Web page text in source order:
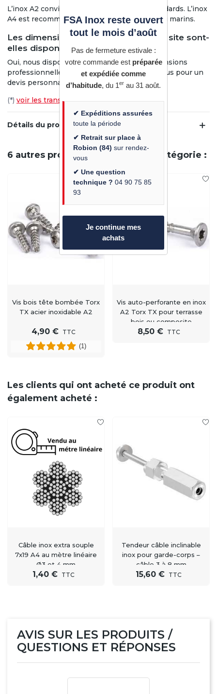
L’inox A2 convient aux environnements standards. L’inox
A4 est recommandé pour milieux agressifs ou marins.
Les dimensions non présentes sur le site sont-
elles disponibles ?
Oui, nous disposons de l’ensemble des dimensions
professionnelles sur demande. Contactez-nous pour un
devis personnalisé.
(*) voir les transporteurs éligibles à l’offre
Détails du produit
6 autres produits dans la même catégorie :
Vis bois tête bombée Torx
TX acier inoxidable A2
4,90 € TTC
(1)
Vis auto-perforante en inox
A2 Torx TX pour terrasse
bois ou composite
8,50 € TTC
Les clients qui ont acheté ce produit ont
également acheté :
Câble inox extra souple
7x19 A4 au mètre linéaire
Ø3 et 4 mm
1,40 € TTC
Tendeur câble inclinable
inox pour garde-corps –
câble 3 à 8 mm
15,60 € TTC
AVIS SUR LES PRODUITS /
QUESTIONS ET RÉPONSES
FSA Inox reste ouvert
tout le mois d’août
Pas de fermeture estivale :
votre commande est préparée
et expédiée comme
d’habitude, du 1er au 31 août.
✔ Expéditions assurées
toute la période
✔ Retrait sur place à
Robion (84) sur rendez-
vous
✔ Une question
technique ? 04 90 75 85
93
Je continue mes
achats